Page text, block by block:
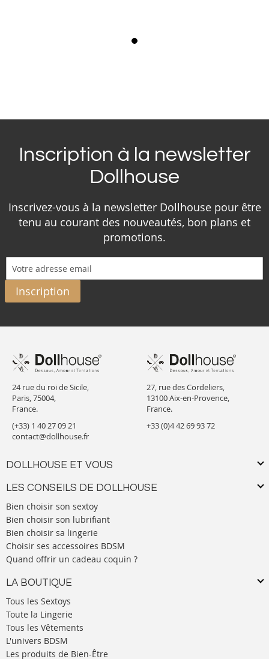
Inscription à la newsletter
Dollhouse
Inscrivez-vous à la newsletter Dollhouse pour être
tenu au courant des nouveautés, bon plans et
promotions.
Inscription
24 rue du roi de Sicile,
Paris, 75004,
France.
(+33) 1 40 27 09 21
contact@dollhouse.fr
DOLLHOUSE ET VOUS
LES CONSEILS DE DOLLHOUSE
Bien choisir son sextoy
Bien choisir son lubrifiant
Bien choisir sa lingerie
Choisir ses accessoires BDSM
Quand offrir un cadeau coquin ?
LA BOUTIQUE
Tous les Sextoys
Toute la Lingerie
Tous les Vêtements
L'univers BDSM
Les produits de Bien-Être
27, rue des Cordeliers,
13100 Aix-en-Provence,
France.
+33 (0)4 42 69 93 72